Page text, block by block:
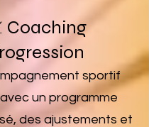
Coaching
sportif
un programme
des ajustements et